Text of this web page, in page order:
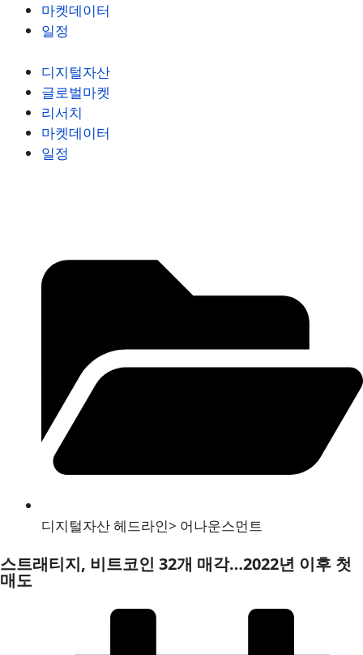
마켓데이터
일정
디지털자산
글로벌마켓
리서치
마켓데이터
일정
디지털자산 헤드라인> 어나운스먼트
스트래티지, 비트코인 32개 매각…2022년 이후 첫
매도